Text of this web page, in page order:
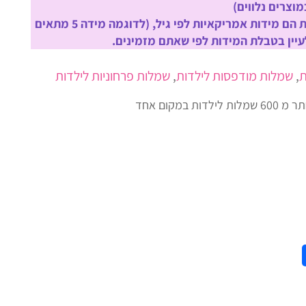
נלווים)
שימו לב! המידות הם מידות אמריקאיות לפי גיל, (לדוגמה מידה 5 מתאים
,שמלות מודפסות לילדות,שמלות פרחוניות לילדות